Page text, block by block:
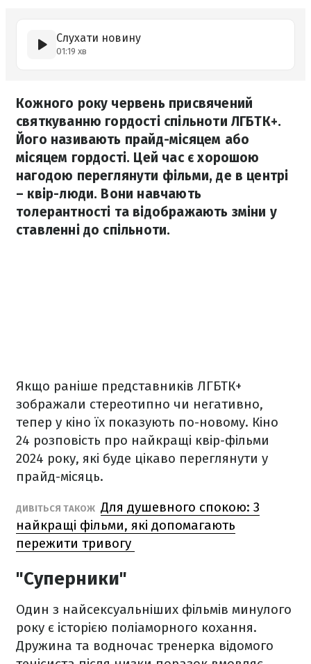
Слухати новину
01:19 хв
Кожного року червень присвячений
святкуванню гордості спільноти ЛГБТК+.
Його називають прайд-місяцем або
місяцем гордості. Цей час є хорошою
нагодою переглянути фільми, де в центрі
– квір-люди. Вони навчають
толерантності та відображають зміни у
ставленні до спільноти.
Якщо раніше представників ЛГБТК+
зображали стереотипно чи негативно,
тепер у кіно їх показують по-новому. Кіно
24 розповість про найкращі квір-фільми
2024 року, які буде цікаво переглянути у
прайд-місяць.
ДИВІТЬСЯ ТАКОЖ Для душевного спокою: 3
найкращі фільми, які допомагають
пережити тривогу
"Суперники"
Один з найсексуальніших фільмів минулого
року є історією поліаморного кохання.
Дружина та водночас тренерка відомого